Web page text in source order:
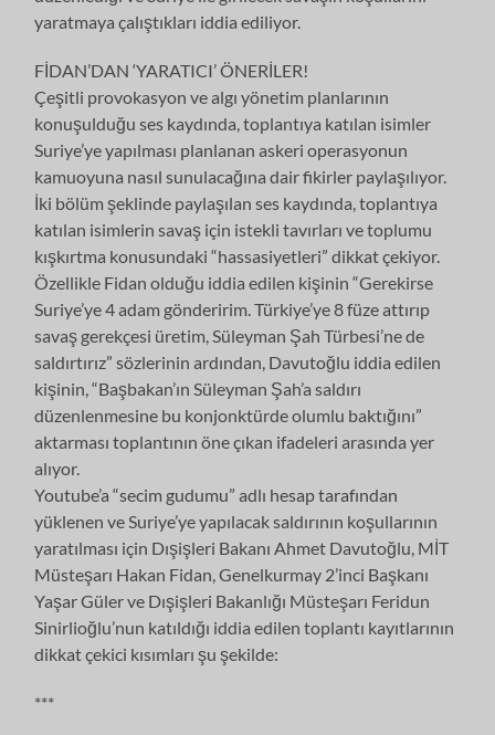
yaratmaya çalıştıkları iddia ediliyor.
FİDAN’DAN ‘YARATICI’ ÖNERİLER!
Çeşitli provokasyon ve algı yönetim planlarının
konuşulduğu ses kaydında, toplantıya katılan isimler
Suriye’ye yapılması planlanan askeri operasyonun
kamuoyuna nasıl sunulacağına dair fikirler paylaşılıyor.
İki bölüm şeklinde paylaşılan ses kaydında, toplantıya
katılan isimlerin savaş için istekli tavırları ve toplumu
kışkırtma konusundaki “hassasiyetleri” dikkat çekiyor.
Özellikle Fidan olduğu iddia edilen kişinin “Gerekirse
Suriye’ye 4 adam gönderirim. Türkiye’ye 8 füze attırıp
savaş gerekçesi üretim, Süleyman Şah Türbesi’ne de
saldırtırız” sözlerinin ardından, Davutoğlu iddia edilen
kişinin, “Başbakan’ın Süleyman Şah’a saldırı
düzenlenmesine bu konjonktürde olumlu baktığını”
aktarması toplantının öne çıkan ifadeleri arasında yer
alıyor.
Youtube’a “secim gudumu” adlı hesap tarafından
yüklenen ve Suriye’ye yapılacak saldırının koşullarının
yaratılması için Dışişleri Bakanı Ahmet Davutoğlu, MİT
Müsteşarı Hakan Fidan, Genelkurmay 2’inci Başkanı
Yaşar Güler ve Dışişleri Bakanlığı Müsteşarı Feridun
Sinirlioğlu’nun katıldığı iddia edilen toplantı kayıtlarının
dikkat çekici kısımları şu şekilde:
***